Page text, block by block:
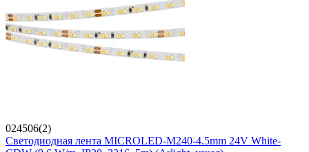
024506(2)
Светодиодная лента MICROLED-M240-4.5mm 24V White-